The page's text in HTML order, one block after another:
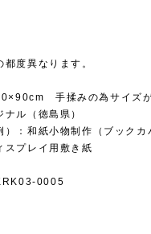
度異なります。
手揉みの為サイズが
ル（徳島県）
）：和紙小物制作（ブック
スプレイ用敷き紙
0005